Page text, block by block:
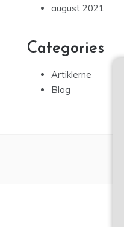
august 2021
Categories
Artiklerne
Blog